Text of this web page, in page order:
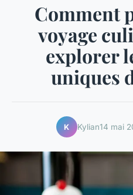
Comment
voyage
explorer
uniques
K Kylian14 mai